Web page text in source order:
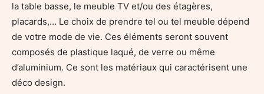
la table basse, le meuble TV et/ou des étagères,
placards,… Le choix de prendre tel ou tel meuble dépend
de votre mode de vie. Ces éléments seront souvent
composés de plastique laqué, de verre ou même
d’aluminium. Ce sont les matériaux qui caractérisent une
déco design.